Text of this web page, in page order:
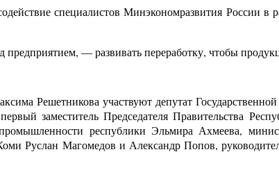
специалистов Минэкономразвития России
предприятием, — развивать переработку, чтобы
Решетникова участвуют депутат
заместитель Председателя Правительства
республики Эльмира Ахмеева,
Руслан Магомедов и Александр Попов,